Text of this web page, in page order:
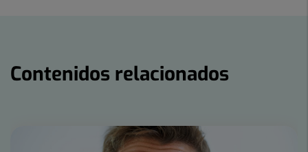
Contenidos relacionados